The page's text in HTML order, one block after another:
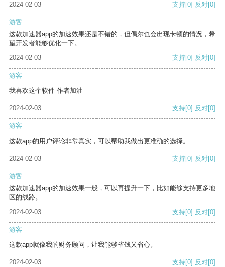
2024-02-03
支持[0] 反对[0]
游客
这款加速器app的加速效果还是不错的，但偶尔也会出现卡顿的情况，希
望开发者能够优化一下。
2024-02-03
支持[0] 反对[0]
游客
我喜欢这个软件 作者加油
2024-02-03 支持[0] 反对[0]
游客
这款app的用户评论非常真实，可以帮助我做出更准确的选择。
2024-02-03 支持[0] 反对[0]
游客
这款加速器app的加速效果一般，可以再提升一下，比如能够支持更多地
区的线路。
2024-02-03
支持[0] 反对[0]
游客
这款app就像我的财务顾问，让我能够省钱又省心。
2024-02-03 支持[0] 反对[0]